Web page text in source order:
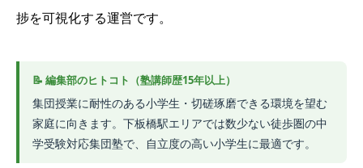
捗を可視化する運営です。
集団授業に耐性のある小学生・切磋琢磨できる環境を望む
家庭に向きます。下板橋駅エリアでは数少ない徒歩圏の中
学受験対応集団塾で、自立度の高い小学生に最適です。